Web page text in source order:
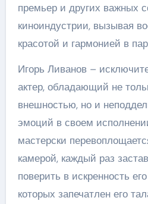
премьер и других важных
киноиндустрии, вызывая
красотой и гармонией в
Игорь Ливанов –
актер, обладающий не
внешностью, но и
эмоций в своем
мастерски
камерой, каждый раз
поверить в искренность
которых запечатлен его